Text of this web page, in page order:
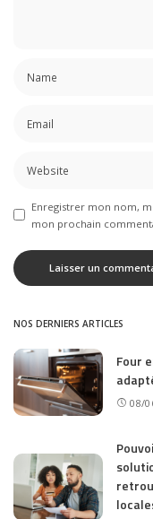
Enregistrer mon nom,
mon prochain
NOS DERNIERS ARTICLES
Four
08/